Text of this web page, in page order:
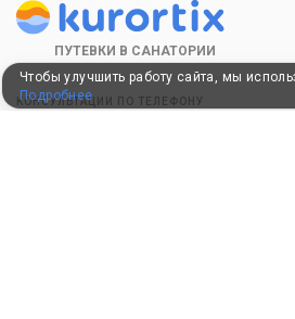
ПУТЕВКИ В САНАТОРИИ
КОНСУЛЬТАЦИИ ПО ТЕЛЕФОНУ
Чтобы улучшить работу сайта, мы
Подробнее